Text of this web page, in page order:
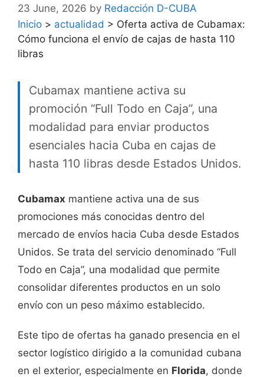
23 June, 2026 by Redacción D-CUBA
Inicio > actualidad > Oferta activa de Cubamax:
Cómo funciona el envío de cajas de hasta 110
libras
Cubamax mantiene activa su
promoción “Full Todo en Caja”, una
modalidad para enviar productos
esenciales hacia Cuba en cajas de
hasta 110 libras desde Estados Unidos.
Cubamax mantiene activa una de sus
promociones más conocidas dentro del
mercado de envíos hacia Cuba desde Estados
Unidos. Se trata del servicio denominado “Full
Todo en Caja”, una modalidad que permite
consolidar diferentes productos en un solo
envío con un peso máximo establecido.
Este tipo de ofertas ha ganado presencia en el
sector logístico dirigido a la comunidad cubana
en el exterior, especialmente en Florida, donde